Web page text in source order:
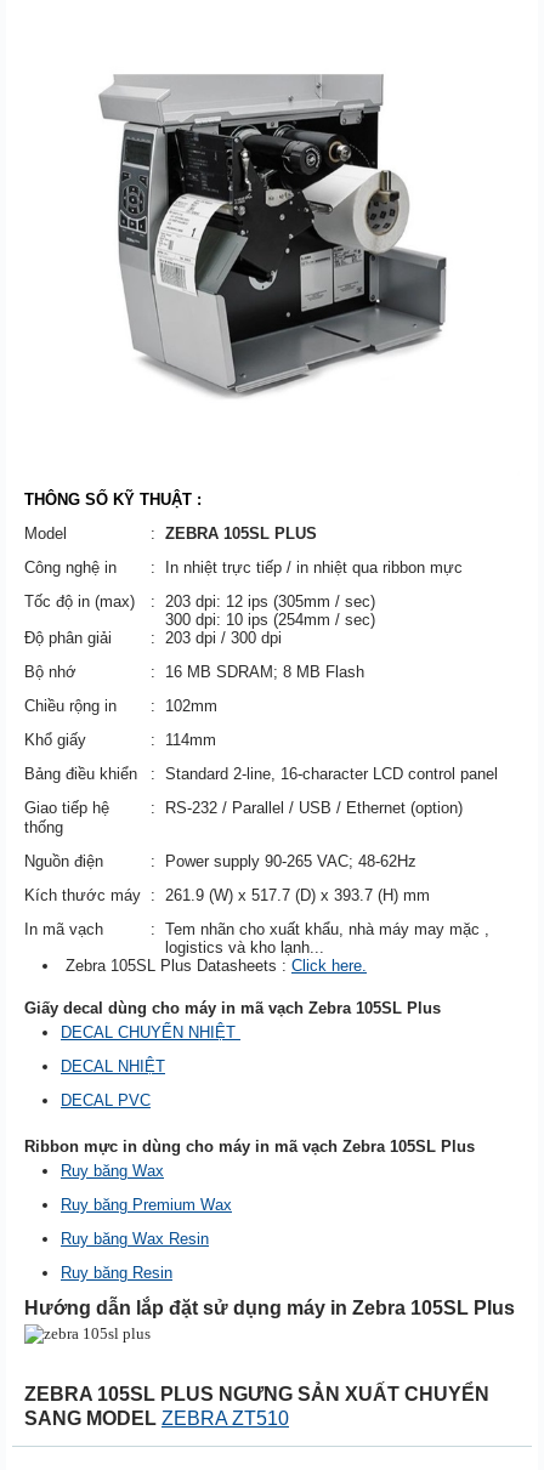
THÔNG SỐ KỸ THUẬT :
Model
: ZEBRA 105SL PLUS
Công nghệ in
:
In nhiệt trực tiếp / in nhiệt qua ribbon mực
Tốc độ in (max)
: 203 dpi: 12 ips (305mm / sec)
300 dpi: 10 ips (254mm / sec)
Độ phân giải
: 203 dpi / 300 dpi
Bộ nhớ
:
16 MB SDRAM; 8 MB Flash
Chiều rộng in
:
102mm
Khổ giấy
:
114mm
Bảng điều khiển
: Standard 2-line, 16-character LCD control panel
Giao tiếp hệ
thống
: RS-232 / Parallel / USB / Ethernet (option)
Nguồn điện :
Power supply 90-265 VAC; 48-62Hz
Kích thước máy : 261.9 (W) x 517.7 (D) x 393.7 (H) mm
In mã vạch
: Tem nhãn cho xuất khẩu, nhà máy may mặc ,
logistics và kho lạnh...
Zebra 105SL Plus Datasheets : Click here.
Giấy decal dùng cho máy in mã vạch Zebra 105SL Plus
DECAL CHUYỂN NHIỆT
DECAL NHIỆT
DECAL PVC
Ribbon mực in dùng cho máy in mã vạch Zebra 105SL Plus
Ruy băng Wax
Ruy băng Premium Wax
Ruy băng Wax Resin
Ruy băng Resin
Hướng dẫn lắp đặt sử dụng máy in Zebra 105SL Plus
ZEBRA 105SL PLUS NGƯNG SẢN XUẤT CHUYỂN
SANG MODEL ZEBRA ZT510